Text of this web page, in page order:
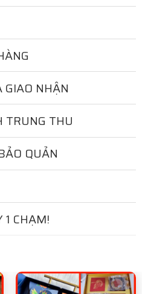
GIAO NHẬN
TRUNG THU
QUẢN
CHẠM!